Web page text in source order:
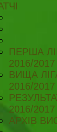
ПЕРША
2016/2017
ВИЩА
2016/2017
2016/2017
АРХІВ